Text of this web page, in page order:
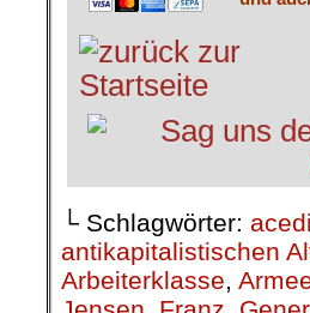
└ Schlagwörter:
antikapitalistischen
Arbeiterklasse,